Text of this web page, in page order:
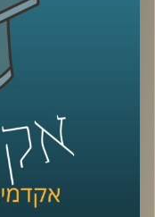
בפרק של היום נדבר
שאנחנו חיים בו, איך
במזרח התיכון, למה
ואיך שיתופי פעולה
איתנו היום ד״ר עמית
כלכלי אסטרטגי ומרצה
לכלכלת אנרגיה
בייעוץ לממשלות,
לבנק העולמי